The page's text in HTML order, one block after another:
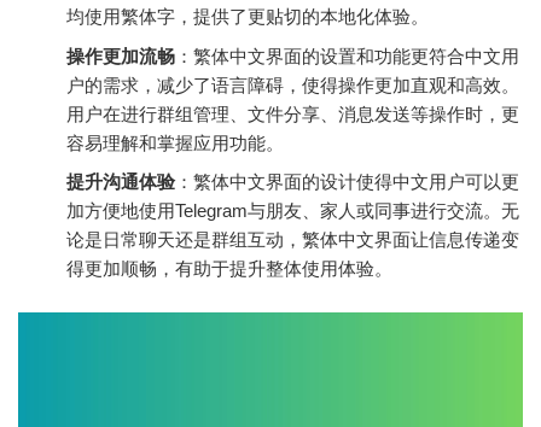
均使用繁体字，提供了更贴切的本地化体验。
操作更加流畅 ：繁体中文界面的设置和功能更符合中文用
户的需求，减少了语言障碍，使得操作更加直观和高效。
用户在进行群组管理、文件分享、消息发送等操作时，更
容易理解和掌握应用功能。
提升沟通体验：繁体中文界面的设计使得中文用户可以更
加方便地使用Telegram与朋友、家人或同事进行交流。无
论是日常聊天还是群组互动，繁体中文界面让信息传递变
得更加顺畅，有助于提升整体使用体验。